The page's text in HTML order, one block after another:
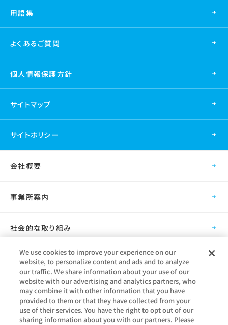
用語集
よくあるご質問
個人情報保護方針
サイトマップ
サイトポリシー
会社概要
事業所案内
社会的な取り組み
採用情報
グループ会社
We use cookies to improve your experience on our
website, to personalize content and ads and to analyze
our traffic. We share information about your use of our
website with our advertising and analytics partners, who
may combine it with other information that you have
provided to them or that they have collected from your
use of their services. You have the right to opt out of our
sharing information about you with our partners. Please